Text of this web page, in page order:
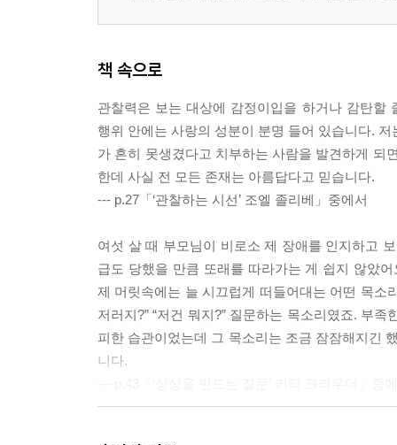
책 속으로
관찰력은 보는 대상에 감정이입을 하거나 감탄할
행위 안에는 사랑의 성분이 분명 들어 있습니다.
가 흔히 못생겼다고 치부하는 사람을 발견하게 되
한데 사실 전 모든 존재는 아름답다고 믿습니다.
--- p.27「‘관찰하는 시선’ 조엘 졸리베」중에서
여섯 살 때 부모님이 비로소 제 장애를 인지하고
급도 당했을 만큼 또래를 따라가는 게 쉽지 않았
제 머릿속에는 늘 시끄럽게 떠들어대는 어떤 목소
저러지?” “저건 뭐지?” 질문하는 목소리였죠. 부
피한 습관이었는데 그 목소리는 조금 잠잠해지긴
니다.